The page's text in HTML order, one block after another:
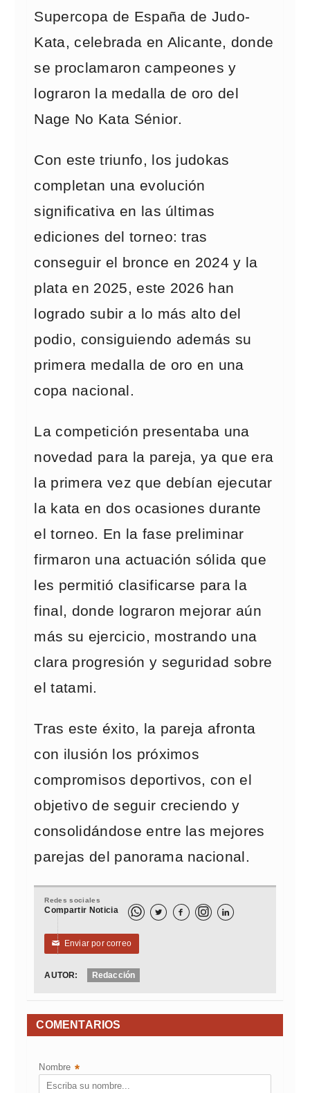
Supercopa de España de Judo-
Kata, celebrada en Alicante, donde
se proclamaron campeones y
lograron la medalla de oro del
Nage No Kata Sénior.
Con este triunfo, los judokas
completan una evolución
significativa en las últimas
ediciones del torneo: tras
conseguir el bronce en 2024 y la
plata en 2025, este 2026 han
logrado subir a lo más alto del
podio, consiguiendo además su
primera medalla de oro en una
copa nacional.
La competición presentaba una
novedad para la pareja, ya que era
la primera vez que debían ejecutar
la kata en dos ocasiones durante
el torneo. En la fase preliminar
firmaron una actuación sólida que
les permitió clasificarse para la
final, donde lograron mejorar aún
más su ejercicio, mostrando una
clara progresión y seguridad sobre
el tatami.
Tras este éxito, la pareja afronta
con ilusión los próximos
compromisos deportivos, con el
objetivo de seguir creciendo y
consolidándose entre las mejores
parejas del panorama nacional.
Redes sociales
Compartir Noticia   
✉ Enviar por correo
AUTOR: Redacción
COMENTARIOS
Nombre *